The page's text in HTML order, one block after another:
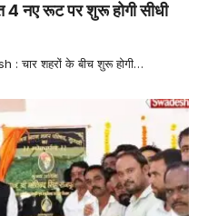
4 नए रूट पर शुरू होगी सीधी
चार शहरों के बीच शुरू होगी…